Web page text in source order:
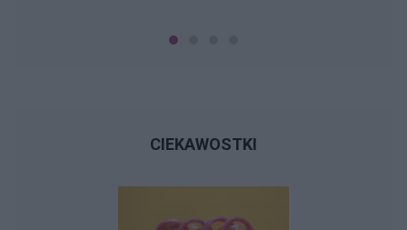
CIEKAWOSTKI